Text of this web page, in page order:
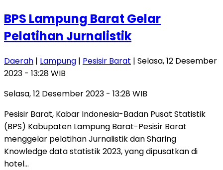
BPS Lampung Barat Gelar
Pelatihan Jurnalistik
Daerah | Lampung | Pesisir Barat | Selasa, 12 Desember
2023 - 13:28 WIB
Selasa, 12 Desember 2023 - 13:28 WIB
Pesisir Barat, Kabar Indonesia-Badan Pusat Statistik
(BPS) Kabupaten Lampung Barat-Pesisir Barat
menggelar pelatihan Jurnalistik dan Sharing
Knowledge data statistik 2023, yang dipusatkan di
hotel…